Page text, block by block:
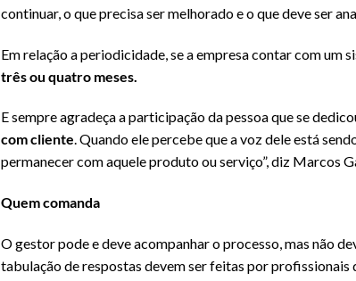
continuar, o que precisa ser melhorado e o que deve ser
Em relação a periodicidade, se a empresa contar com um
três ou quatro meses.
E sempre agradeça a participação da pessoa que se
com cliente. Quando ele percebe que a voz dele está
permanecer com aquele produto ou serviço”, diz Marcos
Quem comanda
O gestor pode e deve acompanhar o processo, mas não
tabulação de respostas devem ser feitas por profissionais